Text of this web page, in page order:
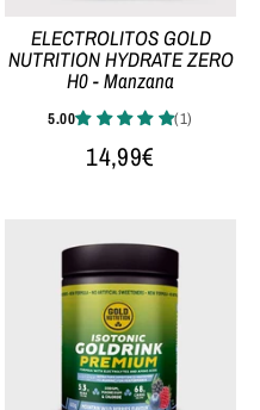
ELECTROLITOS GOLD
NUTRITION HYDRATE ZERO
H0 - Manzana
14,99€